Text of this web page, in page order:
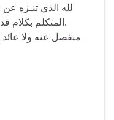
لله الذي تنـزه عن
.المتكلم بكلام
منفصل عنه ولا عائد